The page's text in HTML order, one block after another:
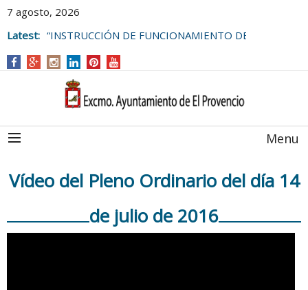
7 agosto, 2026
Latest: “INSTRUCCIÓN DE FUNCIONAMIENTO DE
AYUNTAMIENTO DE EL PROVENCIO
Menu
Vídeo del Pleno Ordinario del día 14